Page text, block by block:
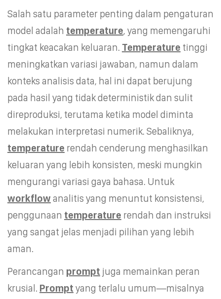
Salah satu parameter penting dalam pengaturan
model adalah temperature, yang memengaruhi
tingkat keacakan keluaran. Temperature tinggi
meningkatkan variasi jawaban, namun dalam
konteks analisis data, hal ini dapat berujung
pada hasil yang tidak deterministik dan sulit
direproduksi, terutama ketika model diminta
melakukan interpretasi numerik. Sebaliknya,
temperature rendah cenderung menghasilkan
keluaran yang lebih konsisten, meski mungkin
mengurangi variasi gaya bahasa. Untuk
workflowanalitis yang menuntut konsistensi,
penggunaan temperature rendah dan instruksi
yang sangat jelas menjadi pilihan yang lebih
aman.
Perancangan prompt juga memainkan peran
krusial. Prompt yang terlalu umum—misalnya